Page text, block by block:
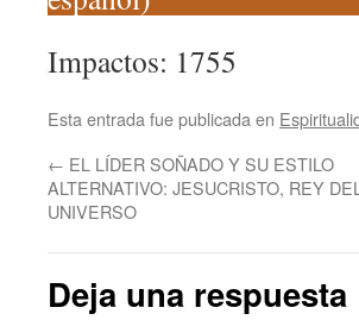
Impactos: 1755
Esta entrada fue publicada en
← EL LÍDER SOÑADO Y SU ESTILO
ALTERNATIVO: JESUCRISTO, REY DEL
UNIVERSO
Deja una respuesta